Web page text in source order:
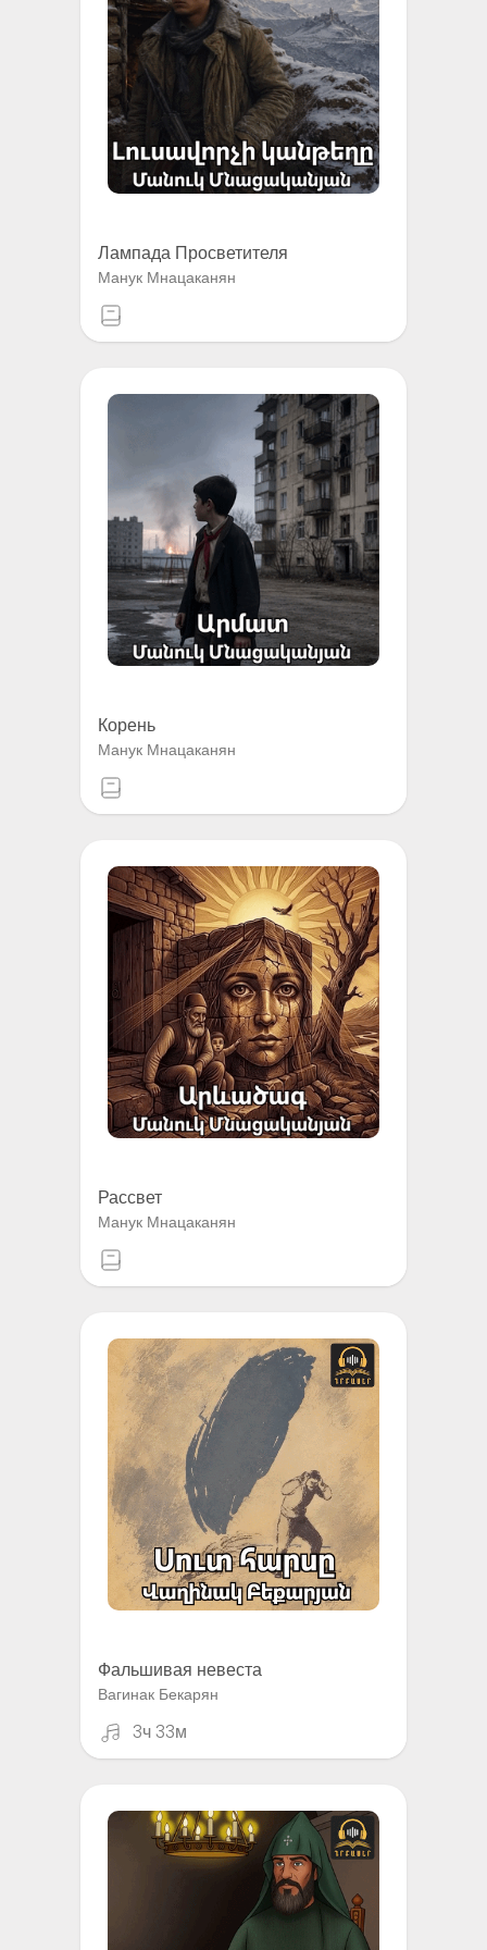
Лампада Просветителя
Манук Мнацаканян
Корень
Манук Мнацаканян
Рассвет
Манук Мнацаканян
Фальшивая невеста
Вагинак Бекарян
3ч 33м